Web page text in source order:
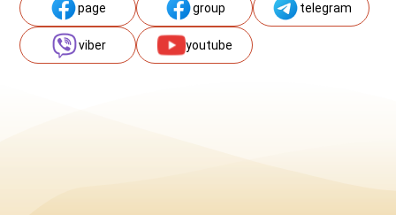
page group telegram
viber youtube